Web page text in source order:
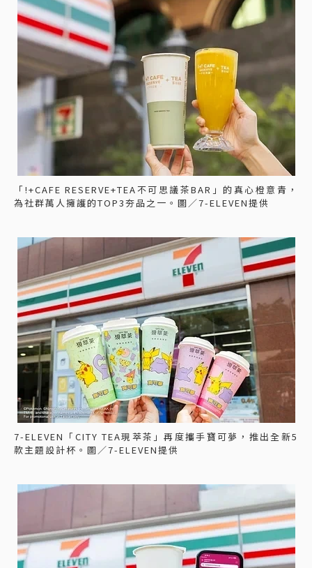
「!+CAFE RESERVE+TEA不可思議茶BAR」的真心橙意青，
為社群萬人擁護的TOP3夯品之一。圖／7-ELEVEN提供
7-ELEVEN「CITY TEA現萃茶」再度攜手寶可夢，推出全新5
款主題設計杯。圖／7-ELEVEN提供